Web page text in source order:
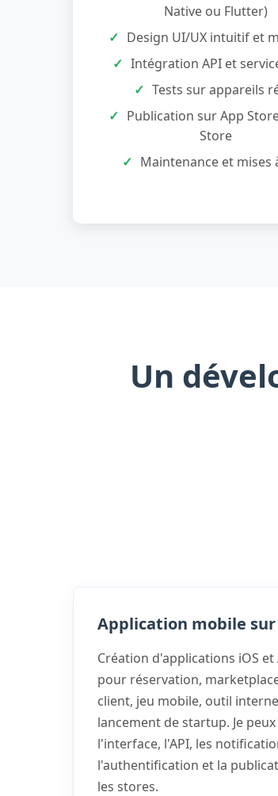
Native ou Flutter)
Design UI/UX intuitif et
Intégration API et
Tests sur appareils
Publication sur App
Store
Maintenance et mises
Un
Application mobile
Création d'applications iOS
pour réservation,
client, jeu mobile, outil
lancement de startup. Je
l'interface, l'API, les
l'authentification et la
les stores.